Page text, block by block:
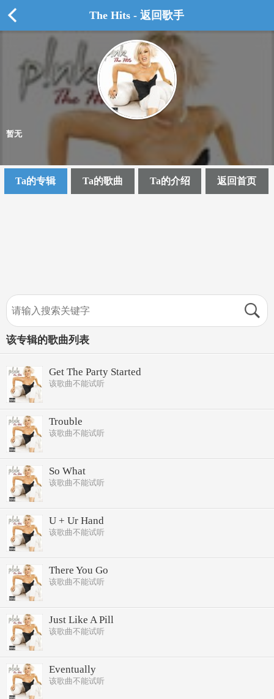
The Hits - 返回歌手
暂无
Ta的专辑 Ta的歌曲 Ta的介绍 返回首页
该专辑的歌曲列表
Get The Party Started
该歌曲不能试听
Trouble
该歌曲不能试听
So What
该歌曲不能试听
U + Ur Hand
该歌曲不能试听
There You Go
该歌曲不能试听
Just Like A Pill
该歌曲不能试听
Eventually
该歌曲不能试听